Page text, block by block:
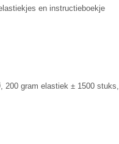
en instructieboekje
200 gram elastiek ± 1500 stuks,